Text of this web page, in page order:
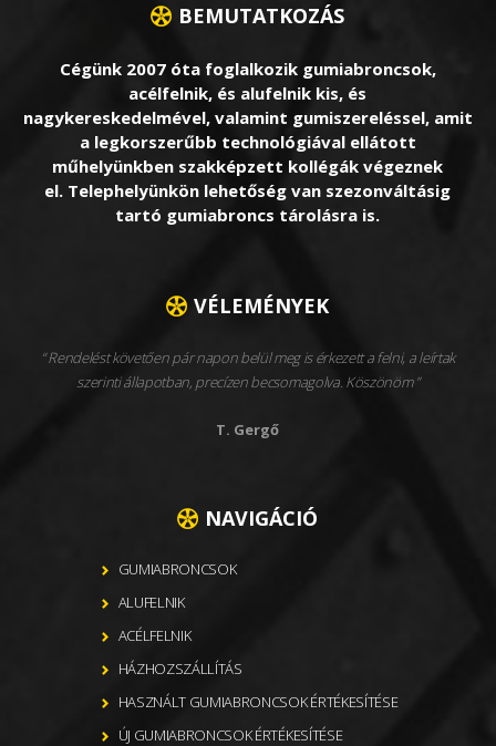
BEMUTATKOZÁS
Cégünk 2007 óta foglalkozik gumiabroncsok,
acélfelnik, és alufelnik kis, és
nagykereskedelmével, valamint gumiszereléssel, amit
a legkorszerűbb technológiával ellátott
műhelyünkben szakképzett kollégák végeznek
el. Telephelyünkön lehetőség van szezonváltásig
tartó gumiabroncs tárolásra is.
VÉLEMÉNYEK
Rendelést követően pár napon belül meg is érkezett a felni, a leírtak
szerinti állapotban, precízen becsomagolva. Köszönöm
T. Gergő
NAVIGÁCIÓ
GUMIABRONCSOK
ALUFELNIK
ACÉLFELNIK
HÁZHOZSZÁLLÍTÁS
HASZNÁLT GUMIABRONCSOK ÉRTÉKESÍTÉSE
ÚJ GUMIABRONCSOK ÉRTÉKESÍTÉSE